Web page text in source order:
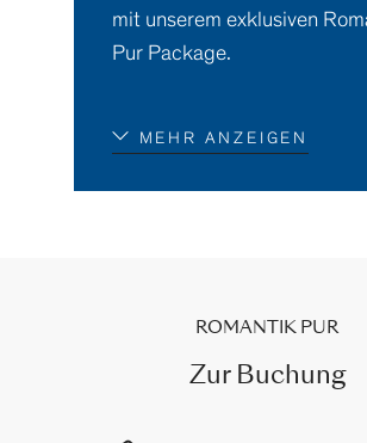
mit unserem exklusiven
Pur Package.
MEHR ANZEIGEN
ROMANTIK PUR
Zur Buchung